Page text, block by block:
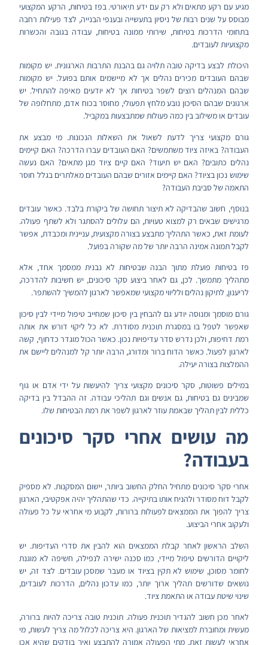
מגיע עם רקע מתאים ולא רק עם ידע תיאורטי. בפז בטיחות, הרקע המקצועי
מבוסס על שנים רבות של ניסיון בתעשייה ובענפי הבנייה, לצד פעילות רחבה
בתחומי הדרכות בטיחות, שירותי ממונה בטיחות, עבודה בגובה והכשרות
מקצועיות לעובדים.
היכולת לבצע בדיקה טובה תלויה גם בהבנת התרבות הארגונית. יש מקומות
שבהם העובדים מכירים נהלים אך לא מיישמים אותם בפועל. יש מקומות
שבהם המנהלים רוצים לשפר בטיחות אך לא יודעים מאיפה להתחיל. יש
ארגונים שבהם הסיכון נובע מלחץ תפעולי, מחוסר בכוח אדם, מתחלופה של
עובדים או משילוב בין כמה פעולות שמתבצעות במקביל.
גורם מקצועי צריך לדעת לשאול את השאלות הנכונות. מי מבצע את
העבודה? באיזה ציוד משתמשים? האם העובדים עברו הדרכה? האם קיימים
נהלים כתובים? האם יש תיעוד? האם קיים ציוד מגן מתאים? האם נעשה
שימוש נכון בציוד? האם קיימים אזורים שבהם העובדים מאלתרים בגלל חוסר
התאמה של סביבת העבודה?
בנוסף, חשוב שהבדיקה לא תיצור תחושה של ביקורת בלבד. כאשר עובדים
מרגישים שבאים רק למצוא טעויות, הם עלולים להסתגר ולא לשתף פעולה.
לעומת זאת, כאשר התהליך מתבצע בצורה מקצועית, עניינית ומכבדת, אפשר
לקבל תמונה אמינה הרבה יותר של מה שקורה בפועל.
פז בטיחות פועלת מתוך הבנה שבטיחות לא נבנית ממסמך אחד, אלא
מתהליך מתמשך. לכן, גם לאחר ביצוע סקר סיכונים, יש חשיבות להדרכה,
לריענון, לתיקון נהלים ולליווי מקצועי שמאפשר לארגון להמשיך להשתפר.
גורם מוסמך ומנוסה יודע גם להבחין בין סיכון שמחייב טיפול מיידי לבין סיכון
שאפשר לטפל בו במסגרת תוכנית מסודרת. לא כל ליקוי דורש את אותה
רמת דחיפות, ולכן נדרש סדר עדיפויות נכון. כאשר הכול מוגדר כדחוף, קשה
לארגון לפעול. כאשר הדוח ברור ומדורג, הרבה יותר קל למנהלים ליישם את
ההמלצות בצורה יעילה.
במילים פשוטות, סקר סיכונים מקצועי צריך להיעשות על ידי אדם או גוף
שמבינים גם בטיחות, גם אנשים וגם תהליכי עבודה. זה ההבדל בין בדיקה
כללית לבין תהליך שבאמת עוזר לארגון לשפר את רמת הבטיחות שלו.
מה עושים אחרי סקר סיכונים
בעבודה?
אחרי סקר סיכונים מתחיל החלק החשוב ביותר, יישום המסקנות. לא מספיק
לקבל דוח מסודר ולהניח אותו בתיקייה. כדי שהתהליך יהיה אפקטיבי, הארגון
צריך להפוך את הממצאים לפעולות ברורות, לקבוע מי אחראי על כל פעולה
ולעקוב אחרי הביצוע.
השלב הראשון לאחר קבלת הממצאים הוא להבין את סדרי העדיפות. יש
ליקויים הדורשים טיפול מיידי, כמו סכנה ישירה לנפילה, חשיפה לא מוגנת
לחומר מסוכן, שימוש לא תקין בציוד או מעבר שמסכן עובדים. לצד זה, יש
נושאים שדורשים תהליך ארוך יותר, כמו עדכון נהלים, הדרכות לעובדים,
שינוי שיטת עבודה או התאמת ציוד.
לאחר מכן חשוב להגדיר תוכנית פעולה. תוכנית טובה צריכה להיות ברורה,
מעשית ומחוברת למציאות של הארגון. היא צריכה לכלול מה צריך לעשות, מי
אחראי לעשות זאת, מתי הפעולה אמורה להתבצע ואיך בודקים שהיא אכן